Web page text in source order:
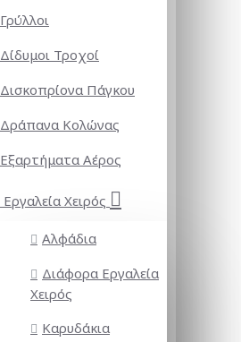
Γρύλλοι
Δίδυμοι Τροχοί
Δισκοπρίονα Πάγκου
Δράπανα Κολώνας
Εξαρτήματα Αέρος
Εργαλεία Χειρός
Αλφάδια
Διάφορα Εργαλεία
Χειρός
Καρυδάκια